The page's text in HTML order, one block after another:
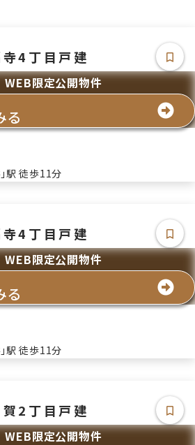
無料相談 住宅購入に関わるお金の問題につ
。また、弊社にてご購入頂きましたお客様には
WEB限定公開物件
る
4丁目戸建
駅 徒歩11分
WEB限定公開物件
る
4丁目戸建
駅 徒歩11分
WEB限定公開物件
2丁目戸建